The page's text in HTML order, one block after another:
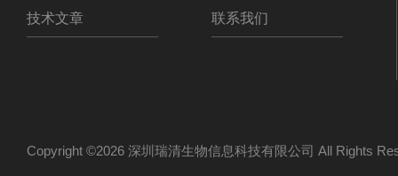
技术文章 联系我们
Copyright ©2026 深圳瑞清生物信息科技有限公司 All Rights